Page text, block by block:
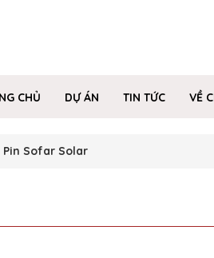
CHỦ DỰ ÁN TIN TỨC VỀ
Pin Sofar Solar